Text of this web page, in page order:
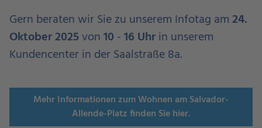
Gern beraten wir Sie zu unserem Infotag am24.
Oktober 2025von10 -16 Uhrin unserem
Kundencenter in der Saalstraße 8a.
Mehr Informationen zum Wohnen am Salvador-
Allende-Platz finden Sie hier.